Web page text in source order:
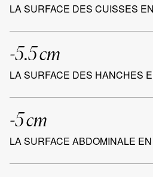
LA SURFACE DES CUISSES
-5.5 cm
LA SURFACE DES HANCHES
-5 cm
LA SURFACE ABDOMINALE